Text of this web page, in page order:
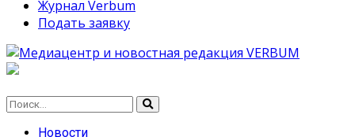
Журнал Verbum
Подать заявку
Новости